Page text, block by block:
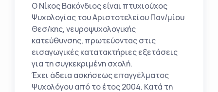
Ο Νίκος Βακόνδιος είναι πτυχιούχος
Ψυχολογίας του Αριστοτελείου Παν/μίου
Θεσ/κης, νευροψυχολογικής
κατεύθυνσης, πρωτεύοντας στις
εισαγωγικές κατατακτήριες εξετάσεις
για τη συγκεκριμένη σχολή.
Έχει άδεια ασκήσεως επαγγέλματος
Ψυχολόγου από το έτος 2004. Κατά τη